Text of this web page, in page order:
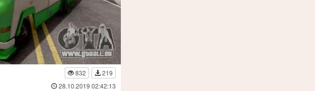
832
219
28.10.2019 02:42:13